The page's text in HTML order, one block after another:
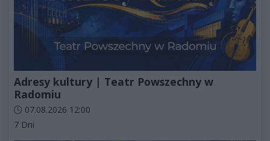
Adresy kultury | Teatr Powszechny w
Radomiu
Data dodania artykułu:
07.08.2026 12:00
Kategorie artykułu:
7 Dni